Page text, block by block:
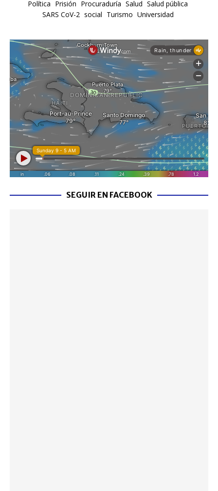
Política Prisión Procuraduría Salud Salud pública
SARS CoV-2 social Turismo Universidad
SEGUIR EN FACEBOOK